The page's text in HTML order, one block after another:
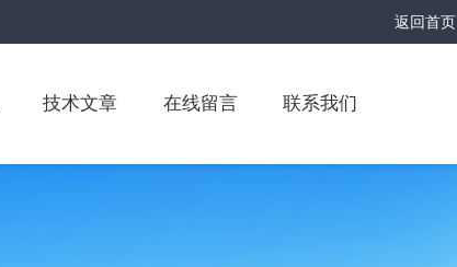
返回首页
技术文章 在线留言 联系我们